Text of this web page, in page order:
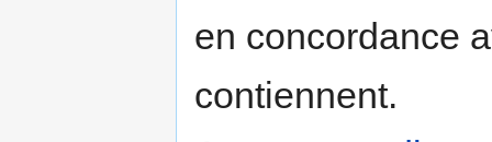
en concordance
contiennent.